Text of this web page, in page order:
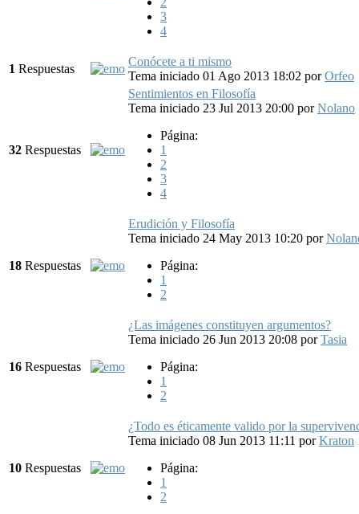
3
4
1 Respuestas
Conócete a ti mismo
Tema iniciado 01 Ago 2013 18:02 porOrfeo
32 Respuestas
Sentimientos en Filosofía
Tema iniciado 23 Jul 2013 20:00 porNolano
Página:
1
2
3
4
18 Respuestas
Erudición y Filosofía
Tema iniciado 24 May 2013 10:20 por
Página:
1
2
16 Respuestas
¿Las imágenes constituyen argumentos?
Tema iniciado 26 Jun 2013 20:08 porTasia
Página:
1
2
10 Respuestas
¿Todo es éticamente valido por la
Tema iniciado 08 Jun 2013 11:11 porKraton
Página:
1
2